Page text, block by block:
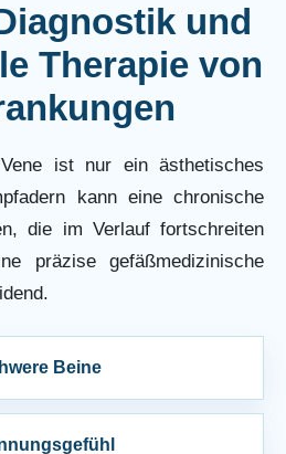
und
Therapie von
ist nur ein ästhetisches
kann eine chronische
die im Verlauf fortschreiten
präzise gefäßmedizinische
Beine